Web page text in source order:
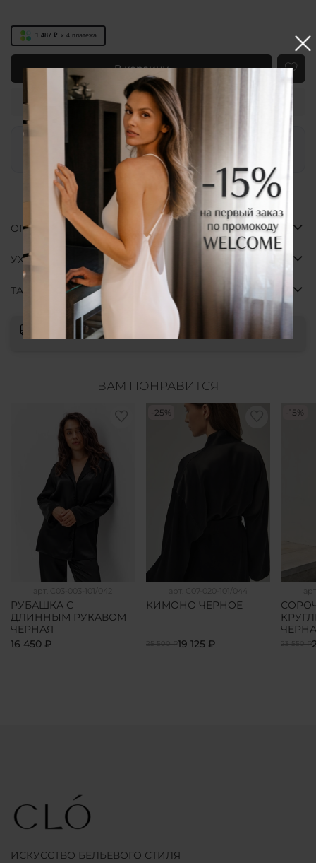
1 487 ₽ x 4 платежа
В корзину
Купить в 1 клик
ОПИСАНИЕ
УХОД И СОСТАВ
ТАБЛИЦА РАЗМЕРОВ
ВАМ ПОНРАВИТСЯ
арт. C03-003-101/042
РУБАШКА С
ДЛИННЫМ РУКАВОМ
ЧЕРНАЯ
16 450 ₽
-25%
арт. C07-020-101/044
КИМОНО ЧЕРНОЕ
25 500 ₽19 125 ₽
-15%
23 550 ₽
ИСКУССТВО БЕЛЬЕВОГО СТИЛЯ